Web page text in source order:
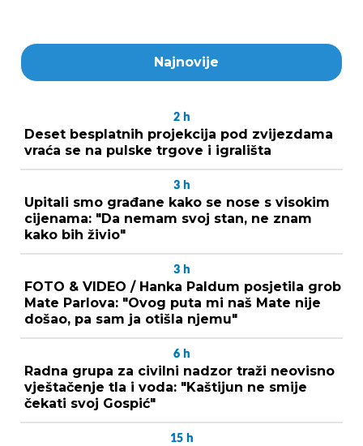
Najnovije
2 h
Deset besplatnih projekcija pod zvijezdama
vraća se na pulske trgove i igrališta
3 h
Upitali smo građane kako se nose s visokim
cijenama: "Da nemam svoj stan, ne znam
kako bih živio"
3 h
FOTO & VIDEO / Hanka Paldum posjetila grob
Mate Parlova: "Ovog puta mi naš Mate nije
došao, pa sam ja otišla njemu"
6 h
Radna grupa za civilni nadzor traži neovisno
vještačenje tla i voda: "Kaštijun ne smije
čekati svoj Gospić"
15 h